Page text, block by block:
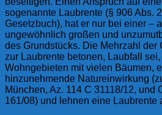
sogenannte Laubrente (§ 906 Abs.
Gesetzbuch), hat er nur bei einer –
ungewöhnlich großen und
des Grundstücks. Die Mehrzahl der
zur Laubrente betonen, Laubfall
Wohngebieten mit vielen Bäumen,
hinzunehmende Natureinwirkung
München, Az. 114 C 31118/12, und
161/08) und lehnen eine Laubrente